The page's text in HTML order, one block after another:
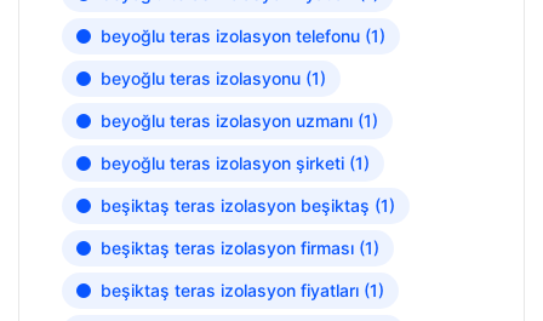
beyoğlu teras izolasyon telefonu (1)
beyoğlu teras izolasyonu (1)
beyoğlu teras izolasyon uzmanı (1)
beyoğlu teras izolasyon şirketi (1)
beşiktaş teras izolasyon beşiktaş (1)
beşiktaş teras izolasyon firması (1)
beşiktaş teras izolasyon fiyatları (1)